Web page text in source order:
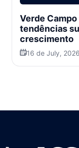
Verde
tendências
crescimento
16 de July, 2026